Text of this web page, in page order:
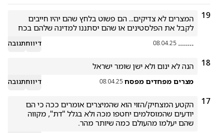
19
לקבל את הפלסטינים או שהם יסתננו למדינה שלהם בכח
........
08.04.25 דיווחתגובה
18 הנה לא ינום ולא ישן שומר ישראל
מצרים מפחדים מפסח 08.04.25 דיווחתגובה
17
שהם יעלמו מהעולם כמה שיותר מהר.